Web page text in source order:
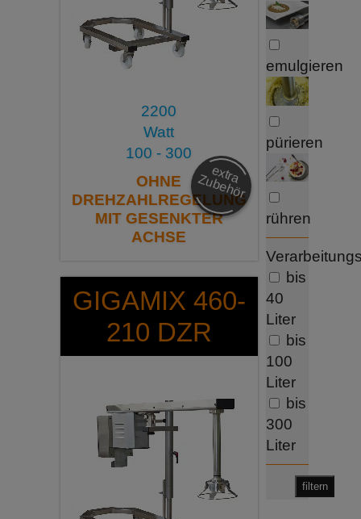
e
x
tra
Z
u
b
e
h
ö
r
2200
Watt
100 - 300
OHNE
DREHZAHLREGELUNG
MIT GESENKTER
ACHSE
GIGAMIX 460-
210 DZR
emulgieren
pürieren
rühren
bis
40
Liter
bis
100
Liter
bis
300
Liter
filtern